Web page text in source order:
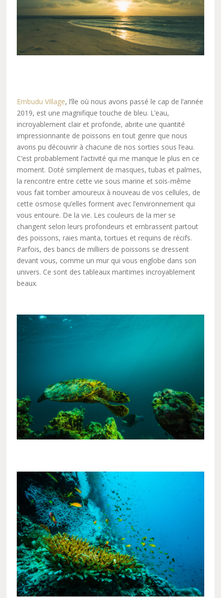
Embudu Village, l’île où nous avons passé le cap de l’année
2019, est une magnifique touche de bleu. L’eau,
incroyablement clair et profonde, abrite une quantité
impressionnante de poissons en tout genre que nous
avons pu découvrir à chacune de nos sorties sous l’eau.
C’est probablement l’activité qui me manque le plus en ce
moment. Doté simplement de masques, tubas et palmes,
la rencontre entre cette vie sous marine et sois-même
vous fait tomber amoureux à nouveau de vos cellules, de
cette osmose qu’elles forment avec l’environnement qui
vous entoure. De la vie. Les couleurs de la mer se
changent selon leurs profondeurs et embrassent partout
des poissons, raies manta, tortues et requins de récifs.
Parfois, des bancs de milliers de poissons se dressent
devant vous, comme un mur qui vous englobe dans son
univers. Ce sont des tableaux maritimes incroyablement
beaux.